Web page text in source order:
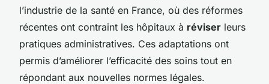
l’industrie de la santé en France, où des réformes
récentes ont contraint les hôpitaux à réviser leurs
pratiques administratives. Ces adaptations ont
permis d’améliorer l’efficacité des soins tout en
répondant aux nouvelles normes légales.